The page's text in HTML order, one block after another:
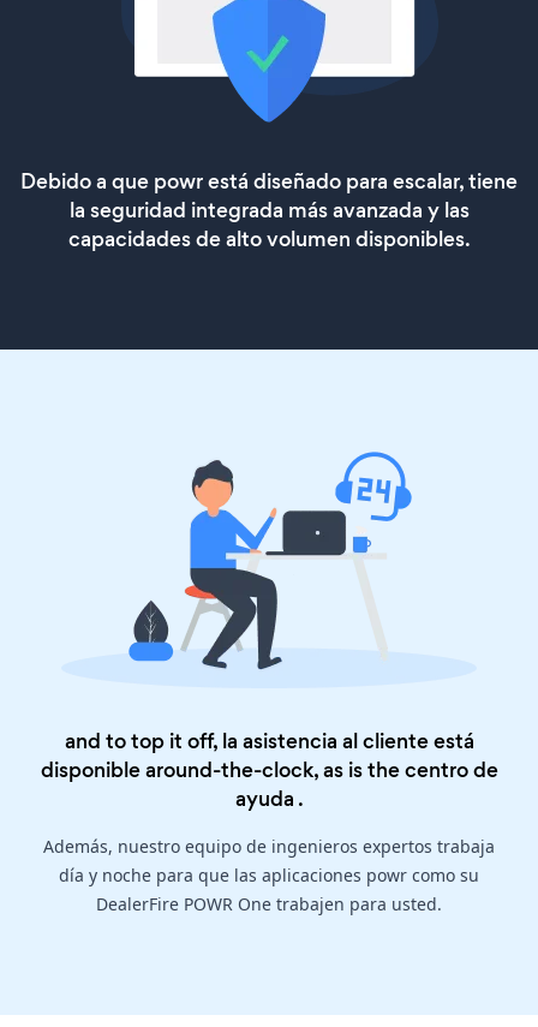
Debido a que powr está diseñado para escalar, tiene
la seguridad integrada más avanzada y las
capacidades de alto volumen disponibles.
and to top it off, la asistencia al cliente está
disponible around-the-clock, as is thecentro de
ayuda .
Además, nuestro equipo de ingenieros expertos trabaja
día y noche para que las aplicaciones powr como su
DealerFire POWR One trabajen para usted.